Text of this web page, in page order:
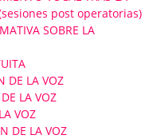
(sesiones post operatorias)
SOBRE LA
DE LA VOZ
LA VOZ
VOZ
DE LA VOZ